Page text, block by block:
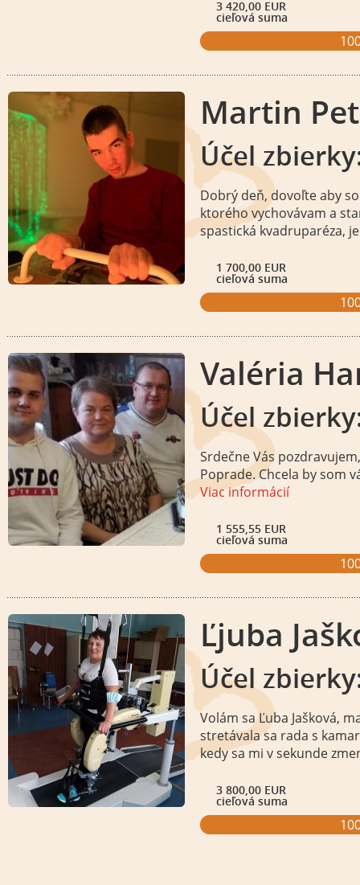
3 420,00 EUR
cieľová suma
Martin
Účel
Dobrý deň, dovoľte aby
ktorého vychovávam a
spastická kvadruparéza,
1 700,00 EUR
cieľová suma
Valéria
Účel
Srdečne Vás
Poprade. Chcela by som
Viac informácií
1 555,55 EUR
cieľová suma
Ľjuba
Účel
Volám sa Ľuba Jašková,
stretávala sa rada s
kedy sa mi v sekunde
3 800,00 EUR
cieľová suma